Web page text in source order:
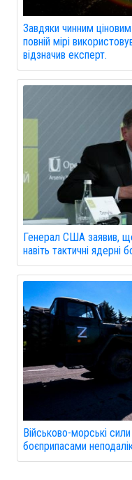
Завдяки чинним
повній мірі
відзначив експерт.
Генерал США заявив,
навіть тактичні ядерні
Військово-морські
боєприпасами